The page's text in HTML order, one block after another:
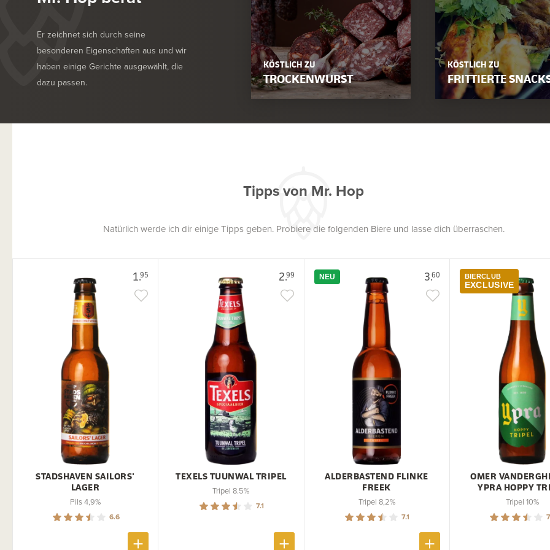
Er zeichnet sich durch seine
besonderen Eigenschaften aus und wir
haben einige Gerichte ausgewählt, die
dazu passen.
KÖSTLICH ZU
TROCKENWURST
KÖSTLICH ZU
FRITTIERTE
Tipps von Mr. Hop
Natürlich werde ich dir einige Tipps geben. Probiere die folgenden Biere und lasse dich überraschen.
1.95
STADSHAVEN SAILORS'
LAGER
Pils 4,9%
6.6
2.99
TEXELS TUUNWAL TRIPEL
Tripel 8.5%
7.1
3.60
NEU
ALDERBASTEND FLINKE
FREEK
Tripel 8,2%
7.1
BIERCLUB
EXCLUSIVE
OMER
YPRA HOPPY
Tripel 10%